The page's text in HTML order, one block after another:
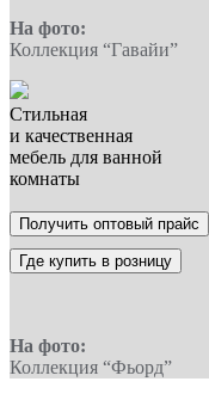
На фото:
Коллекция “Гавайи”
Стильная
и качественная
мебель для ванной
комнаты
Получить оптовый прайс
Где купить в розницу
На фото:
Коллекция “Фьорд”